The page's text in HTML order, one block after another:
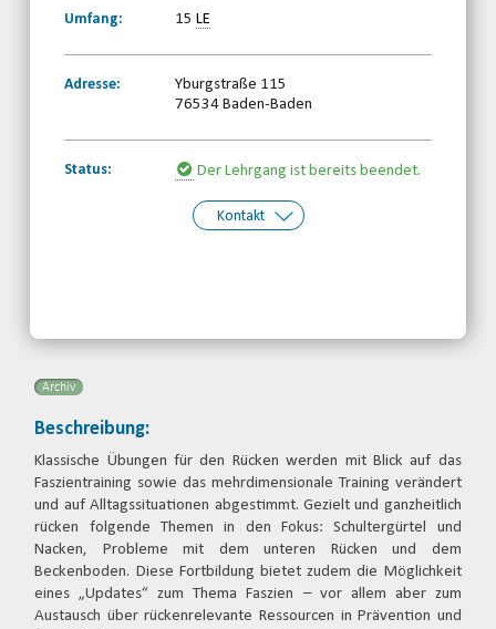
Umfang:
15LE
Adresse:
Yburgstraße 115
76534 Baden-Baden
Status: Der Lehrgang ist bereits beendet.
Kontakt
Archiv
Beschreibung:
Klassische Übungen für den Rücken werden mit Blick auf das
Faszientraining sowie das mehrdimensionale Training verändert
und auf Alltagssituationen abgestimmt. Gezielt und ganzheitlich
rücken folgende Themen in den Fokus: Schultergürtel und
Nacken, Probleme mit dem unteren Rücken und dem
Beckenboden. Diese Fortbildung bietet zudem die Möglichkeit
eines „Updates“ zum Thema Faszien – vor allem aber zum
Austausch über rückenrelevante Ressourcen in Prävention und